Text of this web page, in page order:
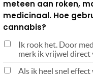
meteen aan roken,
medicinaal. Hoe
cannabis?
Ik rook het. Door
merk ik vrijwel direct
Als ik heel snel